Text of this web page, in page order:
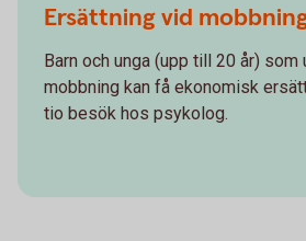
Ersättning vid
Barn och unga (upp till 20 år)
mobbning kan få ekonomisk
tio besök hos psykolog.